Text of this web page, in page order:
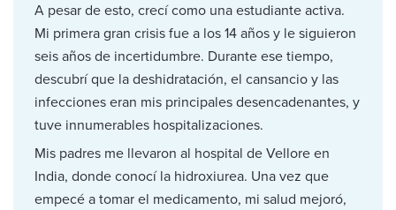
A pesar de esto, crecí como una estudiante activa.
Mi primera gran crisis fue a los 14 años y le siguieron
seis años de incertidumbre. Durante ese tiempo,
descubrí que la deshidratación, el cansancio y las
infecciones eran mis principales desencadenantes, y
tuve innumerables hospitalizaciones.
Mis padres me llevaron al hospital de Vellore en
India, donde conocí la hidroxiurea. Una vez que
empecé a tomar el medicamento, mi salud mejoró,